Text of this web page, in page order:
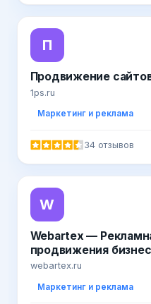
П
Продвижение сайтов
1ps.ru
Маркетинг и реклама
34 отзывов
W
Webartex —
продвижения
webartex.ru
Маркетинг и реклама